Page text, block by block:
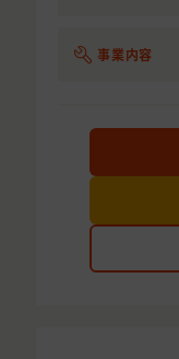
事業内容